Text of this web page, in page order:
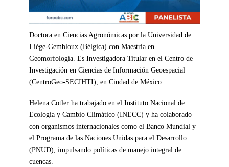
Doctora en Ciencias Agronómicas por la Universidad de
Liège-Gembloux (Bélgica) con Maestría en
Geomorfología. Es Investigadora Titular en el Centro de
Investigación en Ciencias de Información Geoespacial
(CentroGeo-SECIHTI), en Ciudad de México.
Helena Cotler ha trabajado en el Instituto Nacional de
Ecología y Cambio Climático (INECC) y ha colaborado
con organismos internacionales como el Banco Mundial y
el Programa de las Naciones Unidas para el Desarrollo
(PNUD), impulsando políticas de manejo integral de
cuencas.